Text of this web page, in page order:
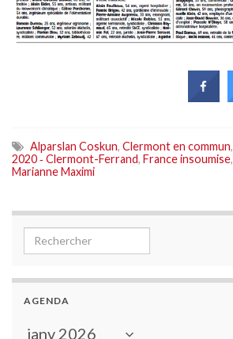
Alparslan Coskun, Clermont en commun,
2020 ‑ Clermont-Ferrand, France insoumise,
Marianne Maximi
Search for:
AGENDA